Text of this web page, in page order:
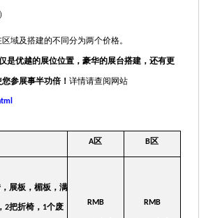
）
域及搭建的不同分为两个价格。
是优越的展位位置，豪华的展台搭建，还有更
参展事半功倍！ 详情请查阅网站
A区 B区
展板，楣板，满
2把折椅， 1个废 RMB RMB